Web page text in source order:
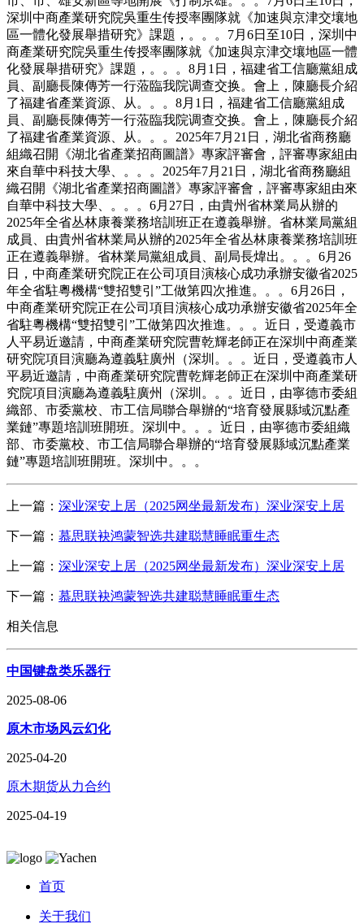
深圳中商產業研究院吳重生传授率團隊就《加速與京津交壤地
區一體化發展舉措研究》課題，。。。7月6日至10日，深圳中
商產業研究院吳重生传授率團隊就《加速與京津交壤地區一體
化發展舉措研究》課題，。。。8月1日，福建省工信廳黨組成
員、副廳長陳傳芳一行蒞臨我院调查交换。會上，陳廳長介紹
了福建省產業資源、从。。。8月1日，福建省工信廳黨組成
員、副廳長陳傳芳一行蒞臨我院调查交换。會上，陳廳長介紹
了福建省產業資源、从。。。2025年7月21日，湖北省商務廳
組織召開《湖北省產業招商圖譜》專家評審會，評審專家組由
來自華中科技大學、。。。2025年7月21日，湖北省商務廳組
織召開《湖北省產業招商圖譜》專家評審會，評審專家組由來
自華中科技大學、。。。6月27日，由貴州省林業局从辦的
2025年全省丛林康養業務培訓班正在遵義舉辦。省林業局黨組
成員、由貴州省林業局从辦的2025年全省丛林康養業務培訓班
正在遵義舉辦。省林業局黨組成員、副局長煒出。。。6月26
日，中商產業研究院正在公司項目演核心成功承辦安徽省2025
年全省駐粵機構“雙招雙引”工做第四次推進。。。6月26日，
中商產業研究院正在公司項目演核心成功承辦安徽省2025年全
省駐粵機構“雙招雙引”工做第四次推進。。。近日，受遵義市
人平易近邀請，中商產業研究院曹乾輝老師正在深圳中商產業
研究院項目演廳為遵義駐廣州（深圳。。。近日，受遵義市人
平易近邀請，中商產業研究院曹乾輝老師正在深圳中商產業研
究院項目演廳為遵義駐廣州（深圳。。。近日，由寧德市委組
織部、市委黨校、市工信局聯合舉辦的“培育發展縣域沉點產
業鏈”專題培訓班開班。深圳中。。。近日，由寧德市委組織
部、市委黨校、市工信局聯合舉辦的“培育發展縣域沉點產業
鏈”專題培訓班開班。深圳中。。。
上一篇： 深业深安上居（2025网坐最新发布）深业深安上居
下一篇： 慕思联袂鸿蒙智选共建聪慧睡眠重生态
上一篇： 深业深安上居（2025网坐最新发布）深业深安上居
下一篇： 慕思联袂鸿蒙智选共建聪慧睡眠重生态
相关信息
中国键盘类乐器行
2025-08-06
原木市场风云幻化
2025-04-20
原木期货从力合约
2025-04-19
首页
关于我们